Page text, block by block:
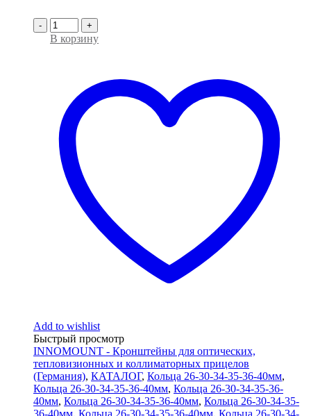
- +
В корзину
Add to wishlist
Быстрый просмотр
INNOMOUNT - Кронштейны для оптических,
тепловизионных и коллиматорных прицелов
(Германия), КАТАЛОГ, Кольца 26-30-34-35-36-40мм,
Кольца 26-30-34-35-36-40мм, Кольца 26-30-34-35-36-
40мм, Кольца 26-30-34-35-36-40мм, Кольца 26-30-34-35-